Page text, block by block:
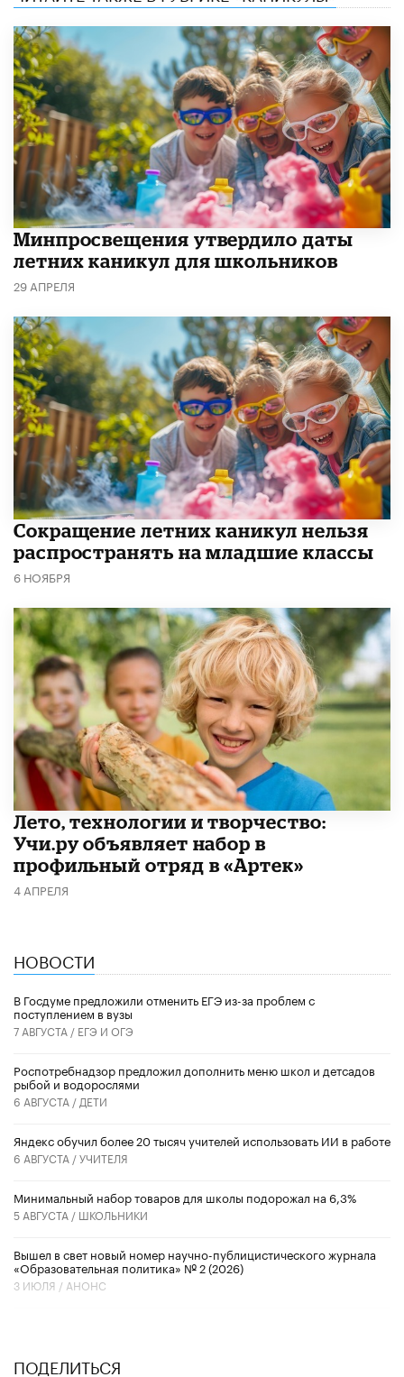
Минпросвещения утвердило даты
летних каникул для школьников
29 АПРЕЛЯ
Сокращение летних каникул нельзя
распространять на младшие классы
6 НОЯБРЯ
Лето, технологии и творчество:
Учи.ру объявляет набор в
профильный отряд в «Артек»
4 АПРЕЛЯ
НОВОСТИ
В Госдуме предложили отменить ЕГЭ из-за проблем с
поступлением в вузы
7 АВГУСТА / ЕГЭ И ОГЭ
Роспотребнадзор предложил дополнить меню школ и детсадов
рыбой и водорослями
6 АВГУСТА / ДЕТИ
​Яндекс обучил более 20 тысяч учителей использовать ИИ в работе
6 АВГУСТА /УЧИТЕЛЯ
Минимальный набор товаров для школы подорожал на 6,3%
5 АВГУСТА / ШКОЛЬНИКИ
Вышел в свет новый номер научно-публицистического журнала
«Образовательная политика» № 2 (2026)
3 ИЮЛЯ / АНОНС
ПОДЕЛИТЬСЯ